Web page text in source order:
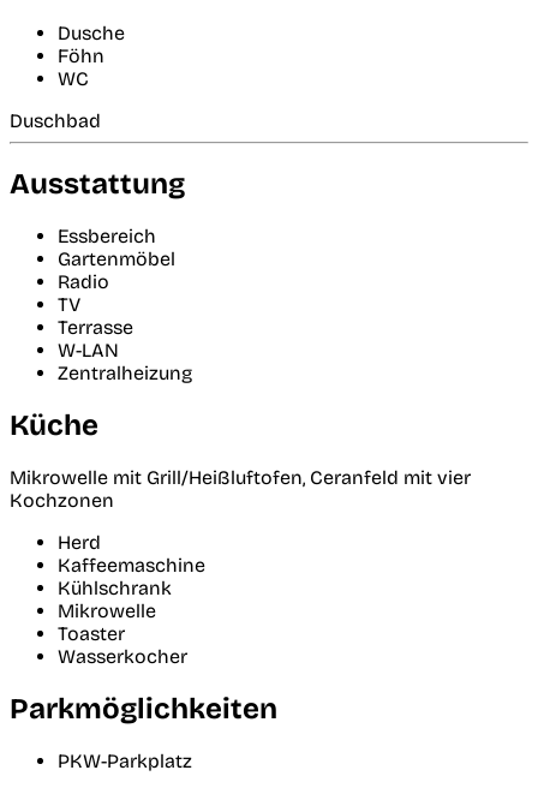
Dusche
Föhn
WC
Duschbad
Ausstattung
Essbereich
Gartenmöbel
Radio
TV
Terrasse
W-LAN
Zentralheizung
Küche
Mikrowelle mit Grill/Heißluftofen, Ceranfeld mit vier
Kochzonen
Herd
Kaffeemaschine
Kühlschrank
Mikrowelle
Toaster
Wasserkocher
Parkmöglichkeiten
PKW-Parkplatz